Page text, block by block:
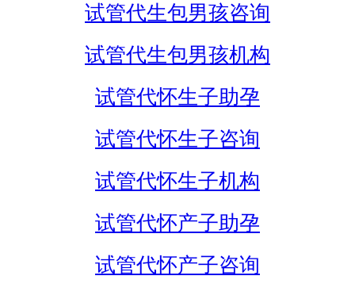
试管代生包男孩咨询
试管代生包男孩机构
试管代怀生子助孕
试管代怀生子咨询
试管代怀生子机构
试管代怀产子助孕
试管代怀产子咨询